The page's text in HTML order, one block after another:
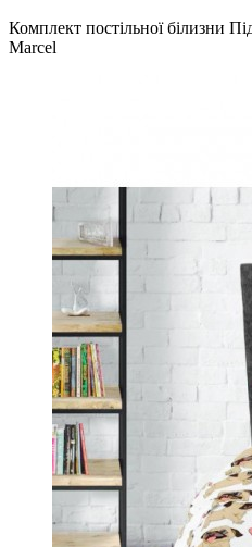
Комплект постільної білизни
Marcel